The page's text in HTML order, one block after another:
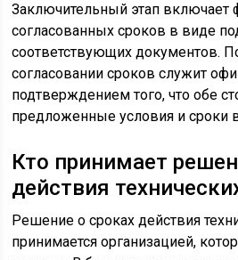
Заключительный этап
согласованных сроков в виде
соответствующих документов.
согласовании сроков служит
подтверждением того, что обе
предложенные условия и сроки
Кто принимает
действия
Решение о сроках действия
принимается организацией,